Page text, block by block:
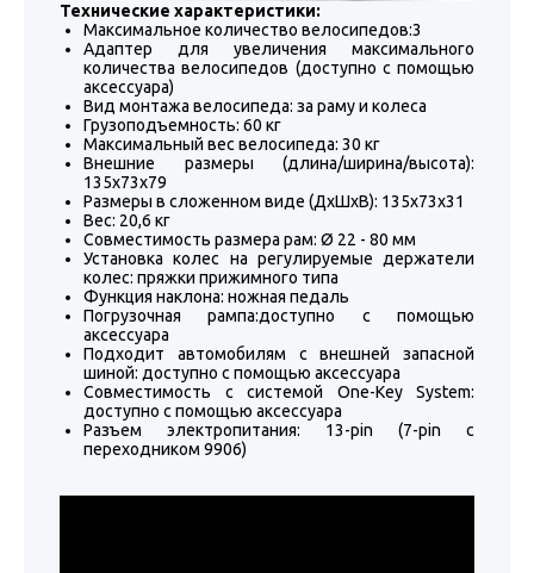
Технические характеристики:
Максимальное количество велосипедов:3
Адаптер для увеличения максимального
количества велосипедов (доступно с помощью
аксессуара)
Вид монтажа велосипеда: за раму и колеса
Грузоподъемность: 60 кг
Максимальный вес велосипеда: 30 кг
Внешние размеры (длина/ширина/высота):
135x73x79
Размеры в сложенном виде (ДхШхВ): 135x73x31
Вес: 20,6 кг
Совместимость размера рам: Ø 22 - 80 мм
Установка колес на регулируемые держатели
колес: пряжки прижимного типа
Функция наклона: ножная педаль
Погрузочная рампа:доступно с помощью
аксессуара
Подходит автомобилям с внешней запасной
шиной: доступно с помощью аксессуара
Совместимость с системой One-Key System:
доступно с помощью аксессуара
Разъем электропитания: 13-pin (7-pin с
переходником 9906)